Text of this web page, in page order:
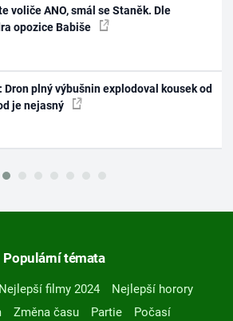
voliče ANO, smál se Staněk. Dle
opozice Babiše
Dron plný výbušnin explodoval kousek od
je nejasný
Populární témata
Nejlepší filmy 2024
Nejlepší horory
Změna času Partie
Počasí